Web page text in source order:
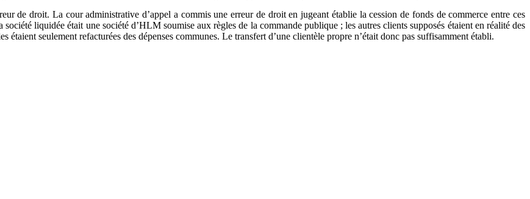
de droit. La cour administrative d’appel a commis une erreur de droit en jugeant établie la cession de fonds de commerce entre ces
liquidée était une société d’HLM soumise aux règles de la commande publique ; les autres clients supposés étaient en réalité des
étaient seulement refacturées des dépenses communes. Le transfert d’une clientèle propre n’était donc pas suffisamment établi.